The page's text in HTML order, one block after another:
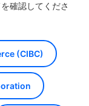
確認してくださ
(CIBC)